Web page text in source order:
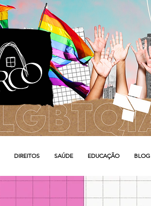
DIREITOS SAÚDE EDUCAÇÃO BLOG